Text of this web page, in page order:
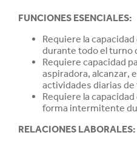
FUNCIONES ESENCIALES:
Requiere la
durante todo el turno
Requiere capacidad
aspiradora, alcanzar,
actividades diarias de
Requiere la
forma intermitente
RELACIONES LABORALES: